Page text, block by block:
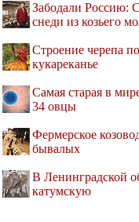
Забодали Россию:
снеди из козьего
Строение черепа
кукареканье
Самая старая в
34 овцы
Фермерское
бывалых
В Ленинградской
катумскую